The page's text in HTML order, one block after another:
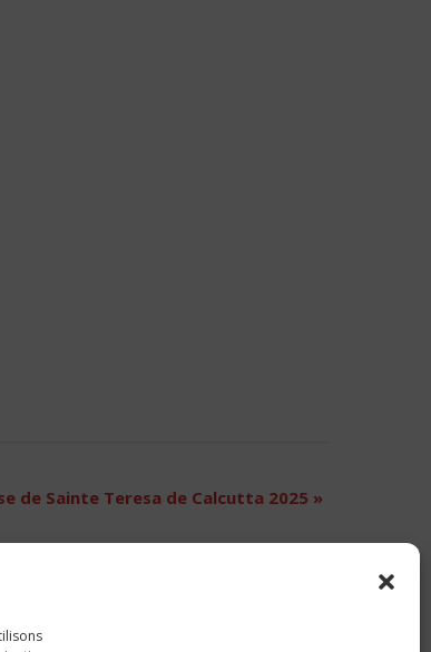
de Sainte Teresa de Calcutta 2025 »